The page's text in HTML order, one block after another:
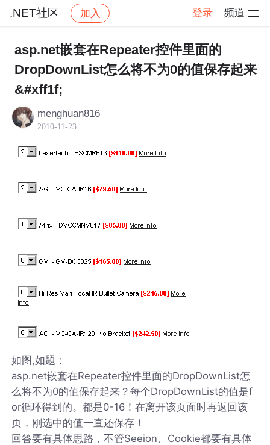
.NET社区 加入 登录 频道
.NET社区
asp.net嵌套在Repeater控件里面的
DropDownList怎么将不为0的值保存起来
&#xff1f;
menghuan816
2010-11-23
如图,如题：
asp.net嵌套在Repeater控件里面的DropDownList怎
么将不为0的值保存起来？每个DropDownList的值是f
or循环得到的。都是0-16！在离开该页面时再返回该
页，刚选中的值一直还保存！
回答要有具体思路，不管Seeion、Cookie都要有具体